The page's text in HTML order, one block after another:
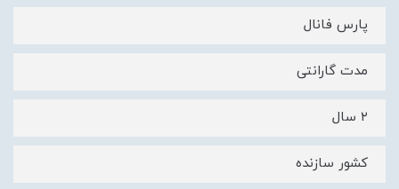
پارس فانال
مدت گارانتی
۲ سال
کشور سازنده